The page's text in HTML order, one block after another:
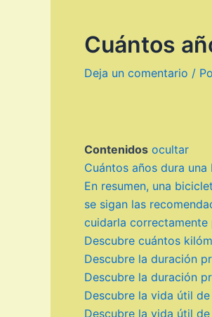
Cuántos
Deja un comentario /
Contenidos ocultar
Cuántos años dura
En resumen, una
se sigan las
cuidarla correctamente
Descubre cuántos
Descubre la duración
Descubre la duración
Descubre la vida útil
Descubre la vida útil